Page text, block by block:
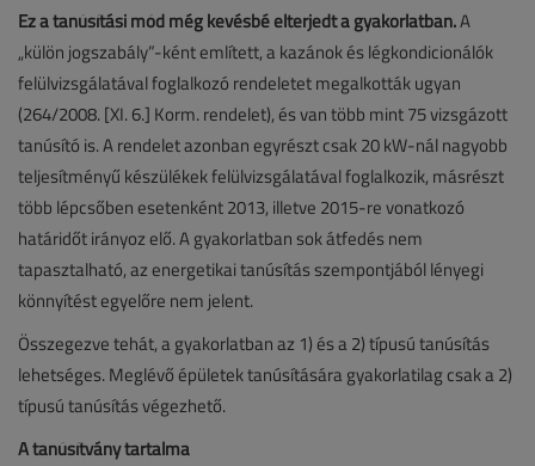
Ez a tanúsítási mód még kevésbé elterjedt a gyakorlatban.A
„külön jogszabály”-ként említett, a kazánok és légkondicionálók
felülvizsgálatával foglalkozó rendeletet megalkották ugyan
(264/2008. [XI. 6.] Korm. rendelet), és van több mint 75 vizsgázott
tanúsító is. A rendelet azonban egyrészt csak 20 kW-nál nagyobb
teljesítményű készülékek felülvizsgálatával foglalkozik, másrészt
több lépcsőben esetenként 2013, illetve 2015-re vonatkozó
határidőt irányoz elő. A gyakorlatban sok átfedés nem
tapasztalható, az energetikai tanúsítás szempontjából lényegi
könnyítést egyelőre nem jelent.
Összegezve tehát, a gyakorlatban az 1) és a 2) típusú tanúsítás
lehetséges. Meglévő épületek tanúsítására gyakorlatilag csak a 2)
típusú tanúsítás végezhető.
A tanúsítvány tartalma